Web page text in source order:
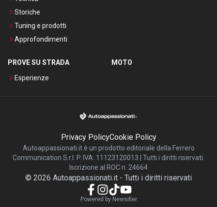
Storiche
Tuning e prodotti
Approfondimenti
PROVE SU STRADA
Esperienze
MOTO
Privacy PolicyCookie Policy
Autoappassionati.it è un prodotto editoriale della Ferrero
Communication S.r.l. P. IVA: 11123120013 | Tutti i diritti riservati.
Iscrizione al ROC n. 24664
© 2026 Autoappassionati.it - Tutti i diritti riservati
Powered by Newsifier